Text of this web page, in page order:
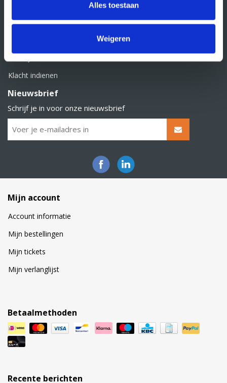
Alles toestaan
Weigeren
Retourbeleid
Klacht indienen
Nieuwsbrief
Schrijf je in voor onze nieuwsbrief
Mijn account
Account informatie
Mijn bestellingen
Mijn tickets
Mijn verlanglijst
Betaalmethoden
Recente berichten